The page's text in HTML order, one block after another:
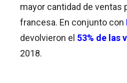
mayor cantidad de ventas
francesa. En conjunto con
devolvieron el 53% de las
2018.